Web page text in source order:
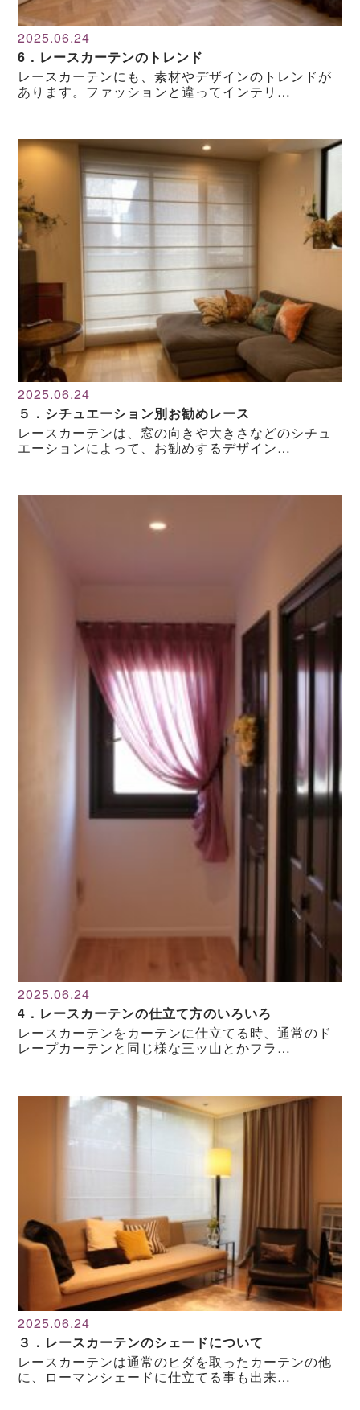
2025.06.24
6．レースカーテンのトレンド
レースカーテンにも、素材やデザインのトレンドが
あります。ファッションと違ってインテリ…
2025.06.24
５．シチュエーション別お勧めレース
レースカーテンは、窓の向きや大きさなどのシチュ
エーションによって、お勧めするデザイン…
2025.06.24
4．レースカーテンの仕立て方のいろいろ
レースカーテンをカーテンに仕立てる時、通常のド
レープカーテンと同じ様な三ッ山とかフラ…
2025.06.24
３．レースカーテンのシェードについて
レースカーテンは通常のヒダを取ったカーテンの他
に、ローマンシェードに仕立てる事も出来…